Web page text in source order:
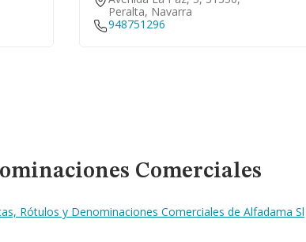
Peralta, Navarra
948751296
Comerciales
Rótulos y Denominaciones Comerciales de Alfadama Sl